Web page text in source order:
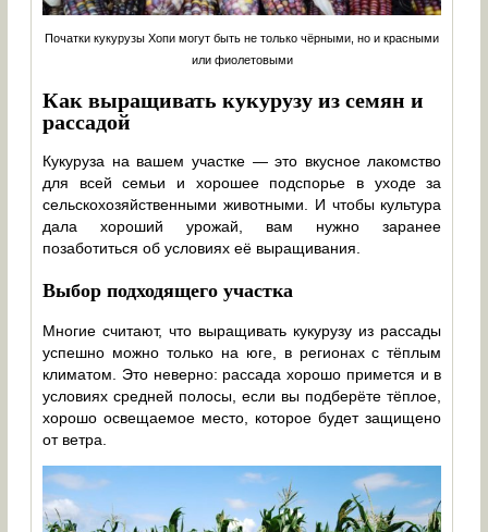
Початки кукурузы Хопи могут быть не только чёрными, но и красными
или фиолетовыми
Как выращивать кукурузу из семян и
рассадой
Кукуруза на вашем участке — это вкусное лакомство
для всей семьи и хорошее подспорье в уходе за
сельскохозяйственными животными. И чтобы культура
дала хороший урожай, вам нужно заранее
позаботиться об условиях её выращивания.
Выбор подходящего участка
Многие считают, что выращивать кукурузу из рассады
успешно можно только на юге, в регионах с тёплым
климатом. Это неверно: рассада хорошо примется и в
условиях средней полосы, если вы подберёте тёплое,
хорошо освещаемое место, которое будет защищено
от ветра.